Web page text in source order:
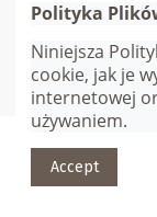
© Gana Sp. z
Polityka
Niniejsza
cookie, jak je
internetowej
używaniem.
Accept